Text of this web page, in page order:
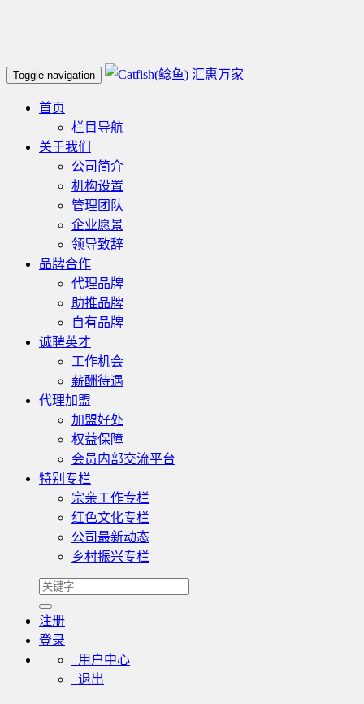
Toggle navigation 汇惠万家
首页
栏目导航
关于我们
公司简介
机构设置
管理团队
企业愿景
领导致辞
品牌合作
代理品牌
助推品牌
自有品牌
诚聘英才
工作机会
薪酬待遇
代理加盟
加盟好处
权益保障
会员内部交流平台
特别专栏
宗亲工作专栏
红色文化专栏
公司最新动态
乡村振兴专栏
注册
登录
用户中心
退出